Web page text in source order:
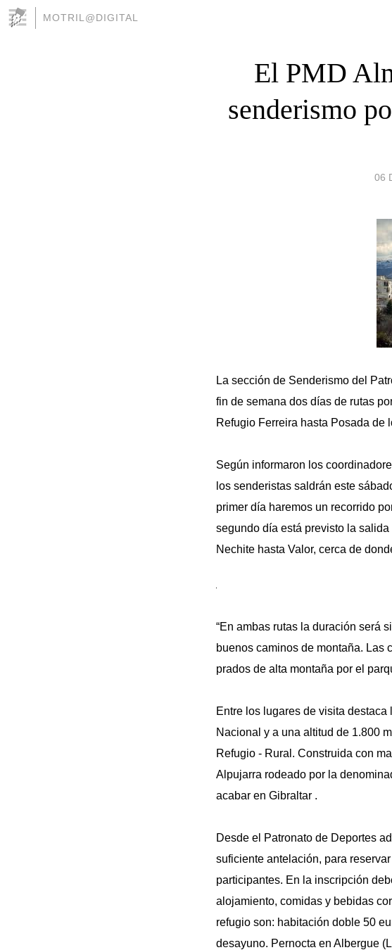
MOTRIL@DIGITAL
El PMD
senderismo
06
La sección de Senderismo del
fin de semana dos días de rutas
Refugio Ferreira hasta Posada de
Según informaron los
los senderistas saldrán este
primer día haremos un recorrido
segundo día está previsto la
Nechite hasta Valor, cerca de
“En ambas rutas la duración será
buenos caminos de montaña. Las
prados de alta montaña por el
Entre los lugares de visita
Nacional y a una altitud de 1.800
Refugio - Rural. Construida con
Alpujarra rodeado por la
acabar en Gibraltar .
Desde el Patronato de Deportes
suficiente antelación, para
participantes. En la inscripción
alojamiento, comidas y bebidas
refugio son: habitación doble 50
desayuno. Pernocta en Albergue